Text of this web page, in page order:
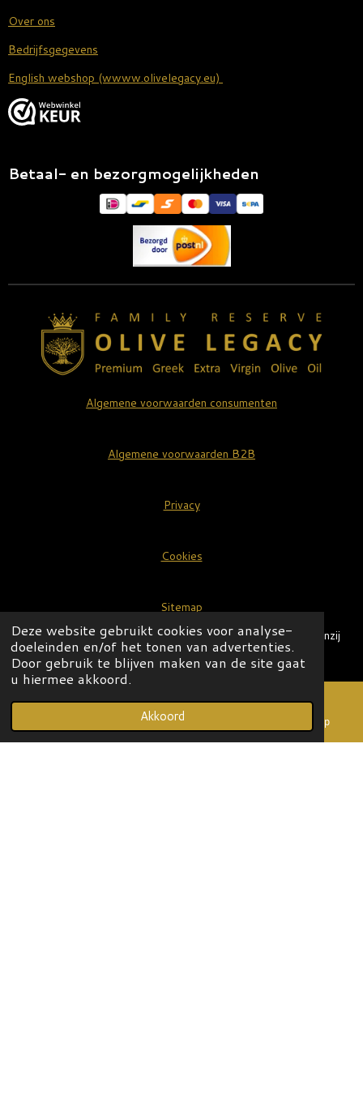
Deze website gebruikt cookies voor analyse-
doeleinden en/of het tonen van advertenties.
Door gebruik te blijven maken van de site gaat
u hiermee akkoord.
Akkoord
Over ons
Bedrijfsgegevens
English webshop (wwww.olivelegacy.eu)
Betaal- en bezorgmogelijkheden
Algemene voorwaarden consumenten
Algemene voorwaarden B2B
Privacy
Cookies
Sitemap
Alle vermelde prijzen zijn in euro's (€) en inclusief BTW, tenzij
anders aangegeven.
© 2020-2026 OLIVE LEGACY
Telefoonnummer WhatsApp